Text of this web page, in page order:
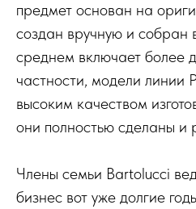
предмет основан на
создан вручную и собран
среднем включает более
частности, модели линии
высоким качеством
они полностью сделаны и
Члены семьи Bartolucci
бизнес вот уже долгие